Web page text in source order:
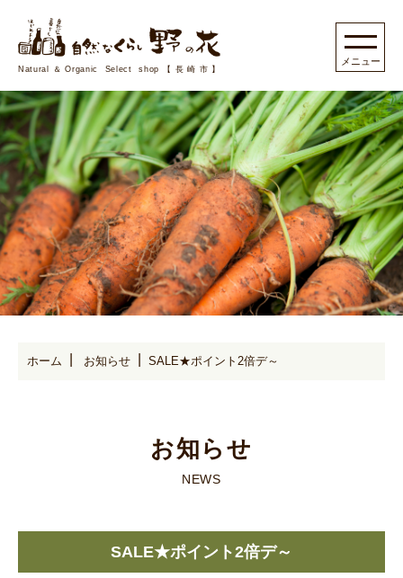
Natural＆Organic Select shop【長崎市】
ホーム お知らせ SALE★ポイント2倍デ～
お知らせ
NEWS
SALE★ポイント2倍デ～